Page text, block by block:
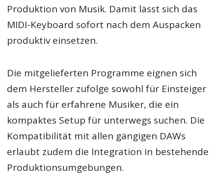
Produktion von Musik. Damit lässt sich das
MIDI-Keyboard sofort nach dem Auspacken
produktiv einsetzen.
Die mitgelieferten Programme eignen sich
dem Hersteller zufolge sowohl für Einsteiger
als auch für erfahrene Musiker, die ein
kompaktes Setup für unterwegs suchen. Die
Kompatibilität mit allen gängigen DAWs
erlaubt zudem die Integration in bestehende
Produktionsumgebungen.